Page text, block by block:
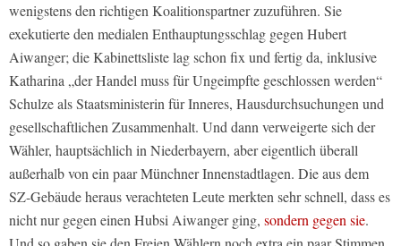
wenigstens den richtigen Koalitionspartner zuzuführen. Sie
exekutierte den medialen Enthauptungsschlag gegen Hubert
Aiwanger; die Kabinettsliste lag schon fix und fertig da, inklusive
Katharina „der Handel muss für Ungeimpfte geschlossen werden“
Schulze als Staatsministerin für Inneres, Hausdurchsuchungen und
gesellschaftlichen Zusammenhalt. Und dann verweigerte sich der
Wähler, hauptsächlich in Niederbayern, aber eigentlich überall
außerhalb von ein paar Münchner Innenstadtlagen. Die aus dem
SZ-Gebäude heraus verachteten Leute merkten sehr schnell, dass es
nicht nur gegen einen Hubsi Aiwanger ging, sondern gegen sie.